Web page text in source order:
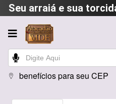
Seu arraiá e sua
benefícios para seu CEP